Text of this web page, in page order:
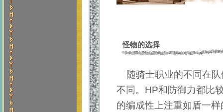
怪物的选择
随骑士职业的不同在队
不同。HP和防御力都比
的编成性上注重如盾一